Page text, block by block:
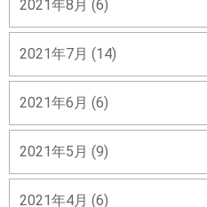
2021年8月 (6)
2021年7月 (14)
2021年6月 (6)
2021年5月 (9)
2021年4月 (6)